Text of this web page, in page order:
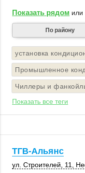
Показать рядом или
По району
установка
Промышленное
Чиллеры и
Показать все теги
ТГВ-Альянс
ул. Строителей, 11